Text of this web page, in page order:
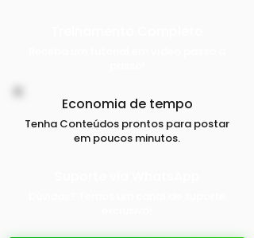
Economia de tempo
Tenha Conteúdos prontos para postar
em poucos minutos.